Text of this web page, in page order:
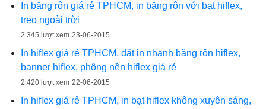
In băng rôn giá rẻ TPHCM, in băng rôn với bạt hiflex,
treo ngoài trời
2.345 lượt xem 23-06-2015
In hiflex giá rẻ TPHCM, đặt in nhanh băng rôn hiflex,
banner hiflex, phông nền hiflex giá rẻ
2.420 lượt xem 22-06-2015
In hiflex giá rẻ TPHCM, in bạt hiflex không xuyên sáng,